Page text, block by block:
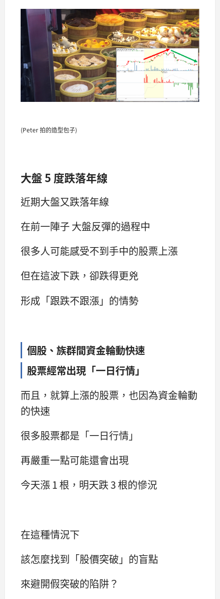
(Peter 拍的造型包子)
大盤 5 度跌落年線
近期大盤又跌落年線
在前一陣子 大盤反彈的過程中
很多人可能感受不到手中的股票上漲
但在這波下跌，卻跌得更兇
形成「跟跌不跟漲」的情勢
個股、族群間資金輪動快速
股票經常出現「一日行情」
而且，就算上漲的股票，也因為資金輪動
的快速
很多股票都是「一日行情」
再嚴重一點可能還會出現
今天漲 1 根，明天跌 3 根的慘況
在這種情況下
該怎麼找到「股價突破」的盲點
來避開假突破的陷阱？